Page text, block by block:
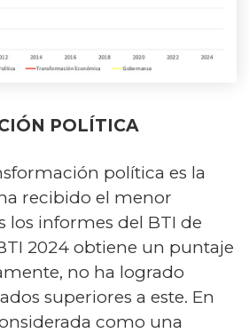
POLÍTICA
política es la
recibido el menor
los informes del BTI de
2024 obtiene un puntaje
no ha logrado
superiores a este. En
como una